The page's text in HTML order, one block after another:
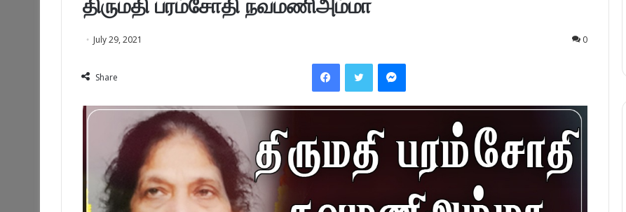
திருமதி பரம்சோதி நவமணிஅம்மா
July 29, 2021 0
Share
FacebookTwitter Messenger